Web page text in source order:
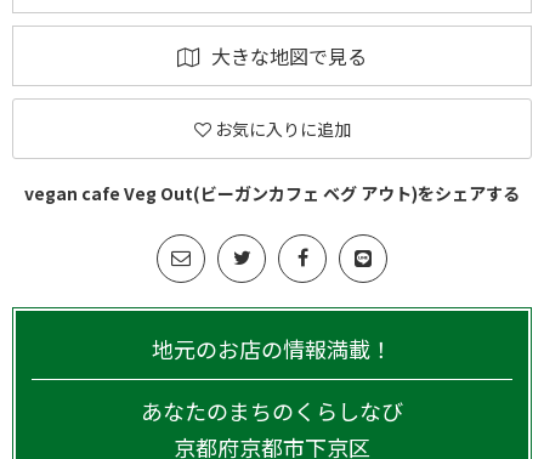
大きな地図で見る
お気に入りに追加
vegan cafe Veg Out(ビーガンカフェ ベグ アウト)をシェアする
地元のお店の情報満載！
あなたのまちのくらしなび
京都府京都市下京区